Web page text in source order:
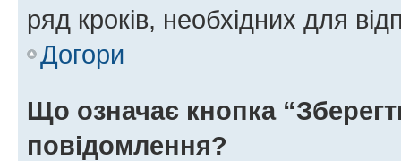
ряд кроків, необхідних для
Догори
Що означає кнопка
повідомлення?